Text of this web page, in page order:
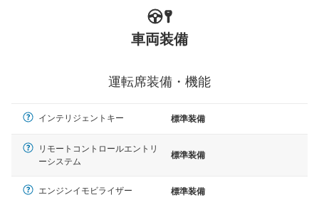
車両装備
運転席装備・機能
インテリジェントキー 標準装備
リモートコントロールエントリ
ーシステム
標準装備
エンジンイモビライザー 標準装備